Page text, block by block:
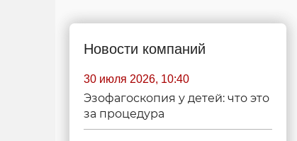
Новости компаний
30 июля 2026, 10:40
Эзофагоскопия у детей: что это
за процедура